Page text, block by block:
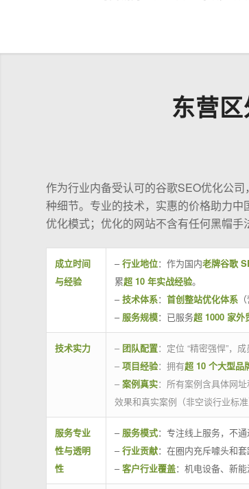
东营
作为行业内备受认可的谷歌SEO优化公
种细节。专业的技术，实惠的价格助力
优化模式；优化的网站不含有任何黑帽手
成立时间
与经验
–行业地位：作为国内老牌谷歌
累超 10 年实战经验。
–技术体系： 首创整站优化体系
– 服务规模：已服务超 1000 家外
技术实力 – 团队配置：定位 “精密强悍”，
– 项目经验：拥有超 10 个大型品
– 案例真实：所有案例含具体网
效果和真实案例（非空谈行业标准
服务专业
性与透明
性
– 服务模式：专注线上服务，不
–行业贡献：在圈内充斥噱头和
–客户行业覆盖：机电设备、新